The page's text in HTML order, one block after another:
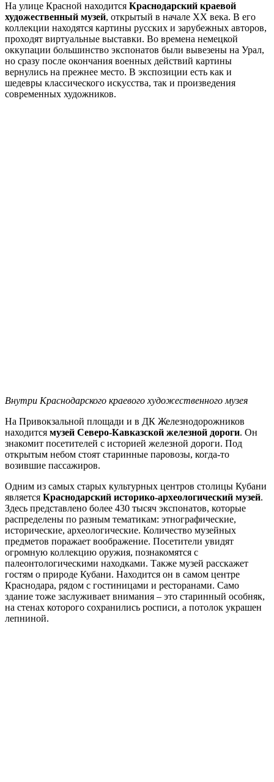
На улице Красной находится Краснодарский краевой
художественный музей, открытый в начале XX века. В его
коллекции находятся картины русских и зарубежных авторов,
проходят виртуальные выставки. Во времена немецкой
оккупации большинство экспонатов были вывезены на Урал,
но сразу после окончания военных действий картины
вернулись на прежнее место. В экспозиции есть как и
шедевры классического искусства, так и произведения
современных художников.
Внутри Краснодарского краевого художественного музея
На Привокзальной площади и в ДК Железнодорожников
находится музей Северо-Кавказской железной дороги. Он
знакомит посетителей с историей железной дороги. Под
открытым небом стоят старинные паровозы, когда-то
возившие пассажиров.
Одним из самых старых культурных центров столицы Кубани
является Краснодарский историко-археологический музей.
Здесь представлено более 430 тысяч экспонатов, которые
распределены по разным тематикам: этнографические,
исторические, археологические. Количество музейных
предметов поражает воображение. Посетители увидят
огромную коллекцию оружия, познакомятся с
палеонтологическими находками. Также музей расскажет
гостям о природе Кубани. Находится он в самом центре
Краснодара, рядом с гостиницами и ресторанами. Само
здание тоже заслуживает внимания – это старинный особняк,
на стенах которого сохранились росписи, а потолок украшен
лепниной.